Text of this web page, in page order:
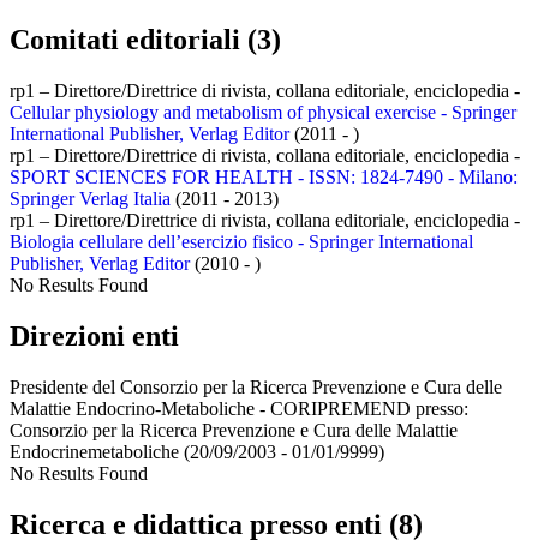
Comitati editoriali (3)
rp1 – Direttore/Direttrice di rivista, collana editoriale, enciclopedia -
Cellular physiology and metabolism of physical exercise - Springer
International Publisher, Verlag Editor(2011 - )
rp1 – Direttore/Direttrice di rivista, collana editoriale, enciclopedia -
SPORT SCIENCES FOR HEALTH - ISSN: 1824-7490 - Milano:
Springer Verlag Italia (2011 - 2013)
rp1 – Direttore/Direttrice di rivista, collana editoriale, enciclopedia -
Biologia cellulare dell’esercizio fisico - Springer International
Publisher, Verlag Editor(2010 - )
No Results Found
Direzioni enti
Presidente del Consorzio per la Ricerca Prevenzione e Cura delle
Malattie Endocrino-Metaboliche - CORIPREMEND presso:
Consorzio per la Ricerca Prevenzione e Cura delle Malattie
Endocrinemetaboliche (20/09/2003 - 01/01/9999)
No Results Found
Ricerca e didattica presso enti (8)